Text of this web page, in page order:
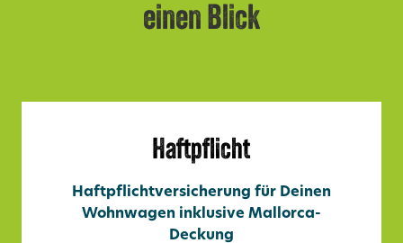
einen Blick
Haftpflicht
Haftpflichtversicherung für Deinen
Wohnwagen inklusive Mallorca-
Deckung